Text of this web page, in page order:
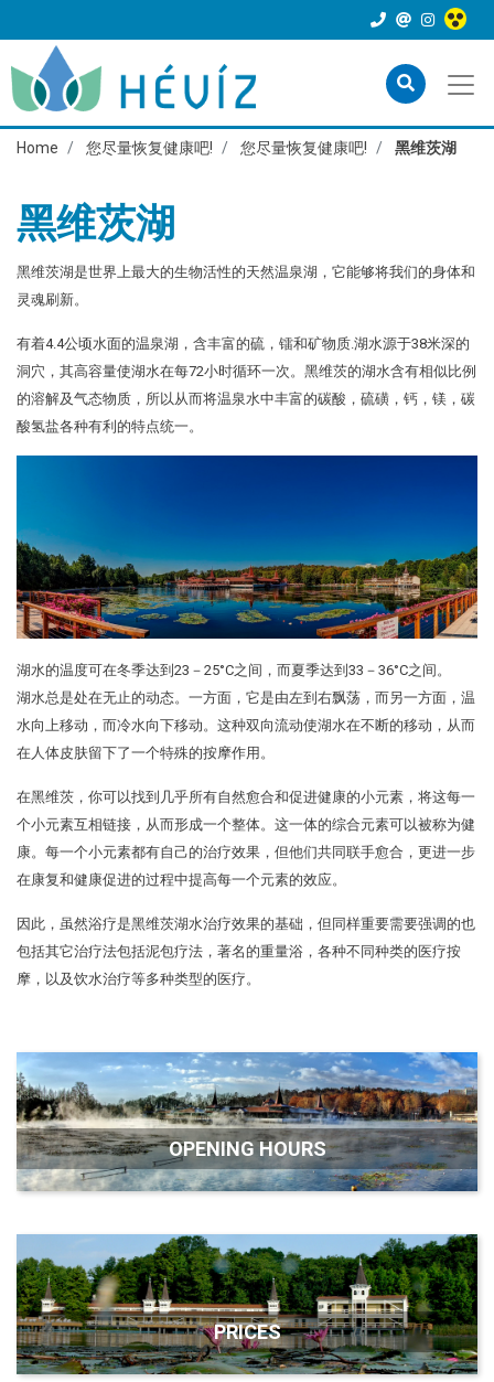
Home 您尽量恢复健康吧! 您尽量恢复健康吧! 黑维茨湖
黑维茨湖
黑维茨湖是世界上最大的生物活性的天然温泉湖，它能够将我们的身体和
灵魂刷新。
有着4.4公顷水面的温泉湖，含丰富的硫，镭和矿物质.湖水源于38米深的
洞穴，其高容量使湖水在每72小时循环一次。黑维茨的湖水含有相似比例
的溶解及气态物质，所以从而将温泉水中丰富的碳酸，硫磺，钙，镁，碳
酸氢盐各种有利的特点统一。
湖水的温度可在冬季达到23－25°C之间，而夏季达到33－36°C之间。
湖水总是处在无止的动态。一方面，它是由左到右飘荡，而另一方面，温
水向上移动，而冷水向下移动。这种双向流动使湖水在不断的移动，从而
在人体皮肤留下了一个特殊的按摩作用。
在黑维茨，你可以找到几乎所有自然愈合和促进健康的小元素，将这每一
个小元素互相链接，从而形成一个整体。这一体的综合元素可以被称为健
康。每一个小元素都有自己的治疗效果，但他们共同联手愈合，更进一步
在康复和健康促进的过程中提高每一个元素的效应。
因此，虽然浴疗是黑维茨湖水治疗效果的基础，但同样重要需要强调的也
包括其它治疗法包括泥包疗法，著名的重量浴，各种不同种类的医疗按
摩，以及饮水治疗等多种类型的医疗。
OPENING HOURS
PRICES